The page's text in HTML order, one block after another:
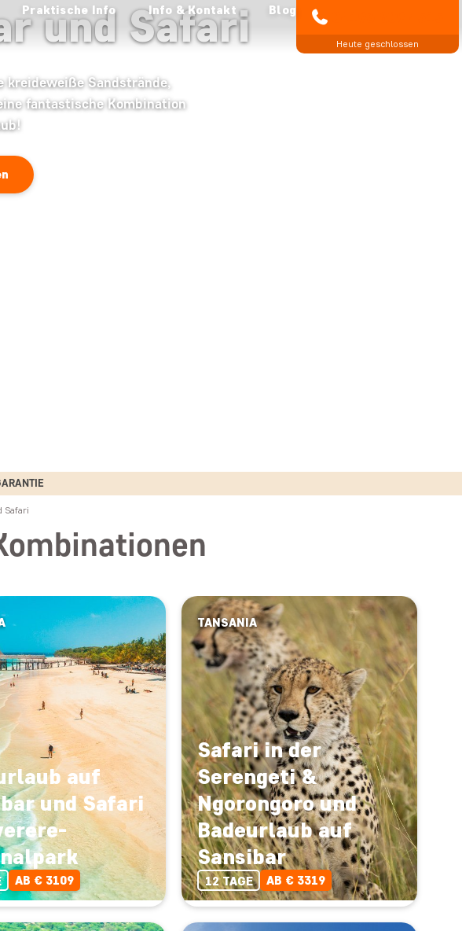
Praktische Info Info & Kontakt Blog
Heute geschlossen
und Safari
kreideweiße Sandstrände,
fantastische Kombination
Safari
auf
und Safari
AB € 3109
TANSANIA
Safari in der
Serengeti &
Ngorongoro und
Badeurlaub auf
Sansibar
12 TAGE AB € 3319